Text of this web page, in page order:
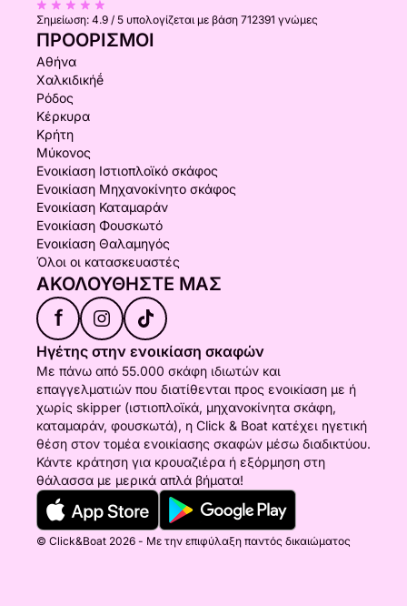
Σημείωση: 4.9 / 5 υπολογίζεται με βάση 712391 γνώμες
ΠΡΟΟΡΙΣΜΟΊ
Αθήνα
Χαλκιδικήḗ
Ρόδος
Κέρκυρα
Κρήτη
Μύκονος
Ενοικίαση Ιστιοπλοϊκό σκάφος
Ενοικίαση Μηχανοκίνητο σκάφος
Ενοικίαση Καταμαράν
Ενοικίαση Φουσκωτό
Ενοικίαση Θαλαμηγός
Όλοι οι κατασκευαστές
ΑΚΟΛΟΥΘΉΣΤΕ ΜΑΣ
f
Ηγέτης στην ενοικίαση σκαφών
Με πάνω από 55.000 σκάφη ιδιωτών και
επαγγελματιών που διατίθενται προς ενοικίαση με ή
χωρίς skipper (ιστιοπλοϊκά, μηχανοκίνητα σκάφη,
καταμαράν, φουσκωτά), η Click & Boat κατέχει ηγετική
θέση στον τομέα ενοικίασης σκαφών μέσω διαδικτύου.
Κάντε κράτηση για κρουαζιέρα ή εξόρμηση στη
θάλασσα με μερικά απλά βήματα!
© Click&Boat 2026 - Με την επιφύλαξη παντός δικαιώματος